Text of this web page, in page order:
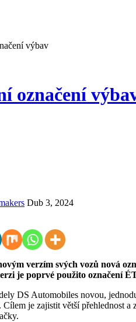
výbav
označení
Dub 3, 2024
verzím svých vozů nová
je poprvé použito označení
DS Automobiles novou,
je zajistit větší přehlednost a